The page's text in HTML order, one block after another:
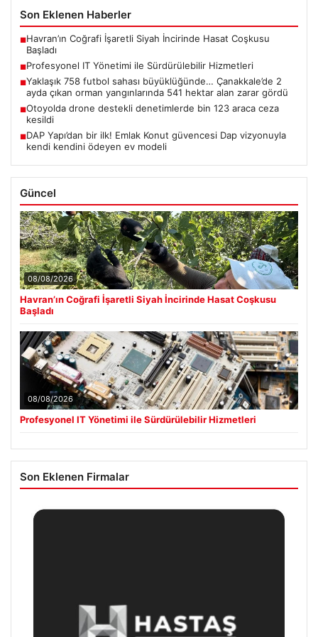
Son Eklenen Haberler
■Havran’ın Coğrafi İşaretli Siyah İncirinde Hasat Coşkusu
Başladı
■Profesyonel IT Yönetimi ile Sürdürülebilir Hizmetleri
■Yaklaşık 758 futbol sahası büyüklüğünde… Çanakkale’de 2
ayda çıkan orman yangınlarında 541 hektar alan zarar gördü
■Otoyolda drone destekli denetimlerde bin 123 araca ceza
kesildi
■DAP Yapı’dan bir ilk! Emlak Konut güvencesi Dap vizyonuyla
kendi kendini ödeyen ev modeli
Güncel
08/08/2026
Havran’ın Coğrafi İşaretli Siyah İncirinde Hasat Coşkusu
Başladı
08/08/2026
Profesyonel IT Yönetimi ile Sürdürülebilir Hizmetleri
Son Eklenen Firmalar